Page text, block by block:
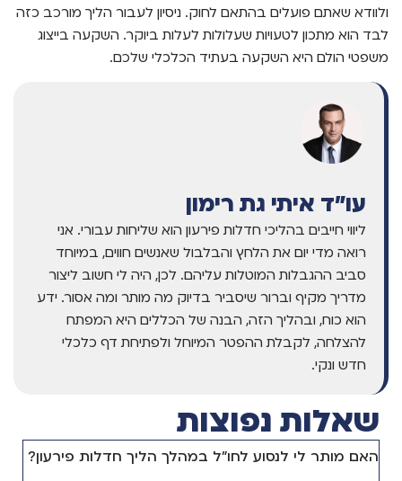
ולוודא שאתם פועלים בהתאם לחוק. ניסיון לעבור הליך מורכב כזה
לבד הוא מתכון לטעויות שעלולות לעלות ביוקר. השקעה בייצוג
משפטי הולם היא השקעה בעתיד הכלכלי שלכם.
עו"ד איתי גת רימון
ליווי חייבים בהליכי חדלות פירעון הוא שליחות עבורי. אני
רואה מדי יום את הלחץ והבלבול שאנשים חווים, במיוחד
סביב ההגבלות המוטלות עליהם. לכן, היה לי חשוב ליצור
מדריך מקיף וברור שיסביר בדיוק מה מותר ומה אסור. ידע
הוא כוח, ובהליך הזה, הבנה של הכללים היא המפתח
להצלחה, לקבלת ההפטר המיוחל ולפתיחת דף כלכלי
חדש ונקי.
שאלות נפוצות
האם מותר לי לנסוע לחו"ל במהלך הליך חדלות פירעון?